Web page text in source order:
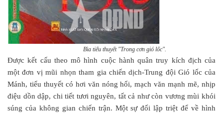
Bìa tiểu thuyết "Trong cơn gió lốc".
Được kết cấu theo mô hình cuộc hành quân truy kích địch của
một đơn vị mũi nhọn tham gia chiến dịch-Trung đội Gió lốc của
Mánh, tiểu thuyết có hơi văn nóng hổi, mạch văn mạnh mẽ, nhịp
điệu dồn dập, chi tiết tươi nguyên, tất cả như còn vương mùi khói
súng của không gian chiến trận. Một sự đối lập triệt để về hình